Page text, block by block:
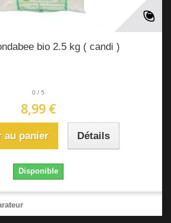
bio 2.5 kg ( candi )
0 / 5
8,99 €
au panier Détails
Disponible